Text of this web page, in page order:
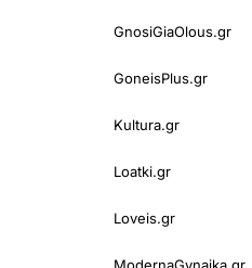
GnosiGiaOlous.gr
GoneisPlus.gr
Kultura.gr
Loatki.gr
Loveis.gr